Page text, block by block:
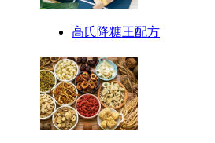
高氏降糖王配方